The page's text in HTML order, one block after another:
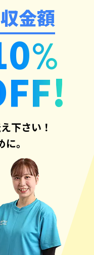
金額
%
下さい！
。